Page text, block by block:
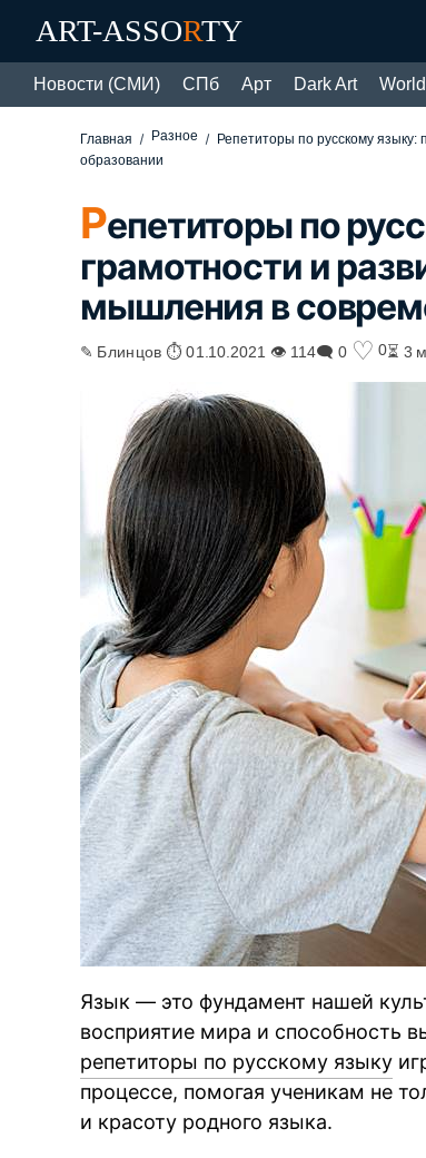
ART-ASSORTY
Новости (СМИ) СПб Арт Dark Art
Главная Разное
Репетиторы по русскому языку:
образовании
Репетиторы по
грамотности и
мышления в
✎ Блинцов ⏱ 01.10.2021 👁 114🗨 0 ♡ 0⏳ 3
Язык — это фундамент нашей
восприятие мира и способность
репетиторы по русскому языку
процессе, помогая ученикам не
и красоту родного языка.